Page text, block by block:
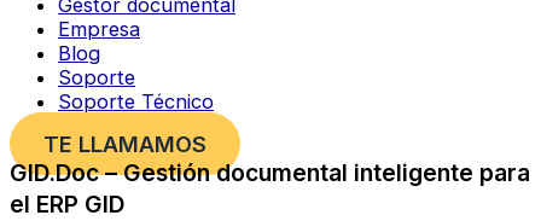
Empresa
Blog
Soporte
Soporte Técnico
TE LLAMAMOS
GID.Doc – Gestión documental inteligente para
el ERP GID